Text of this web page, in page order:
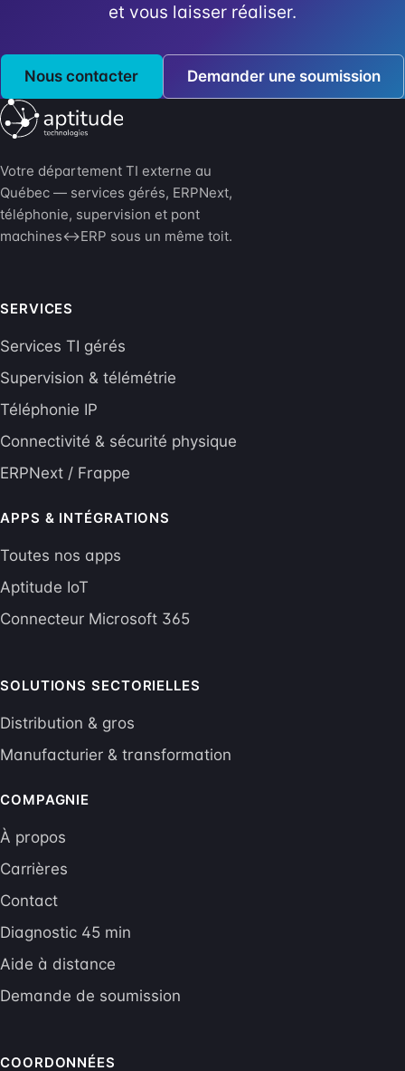
et vous laisser réaliser.
Nous contacter Demander une soumission
Votre département TI externe au
Québec — services gérés, ERPNext,
téléphonie, supervision et pont
machines↔ERP sous un même toit.
SERVICES
Services TI gérés
Supervision & télémétrie
Téléphonie IP
Connectivité & sécurité physique
ERPNext / Frappe
APPS & INTÉGRATIONS
Toutes nos apps
Aptitude IoT
Connecteur Microsoft 365
SOLUTIONS SECTORIELLES
Distribution & gros
Manufacturier & transformation
COMPAGNIE
À propos
Carrières
Contact
Diagnostic 45 min
Aide à distance
Demande de soumission
COORDONNÉES